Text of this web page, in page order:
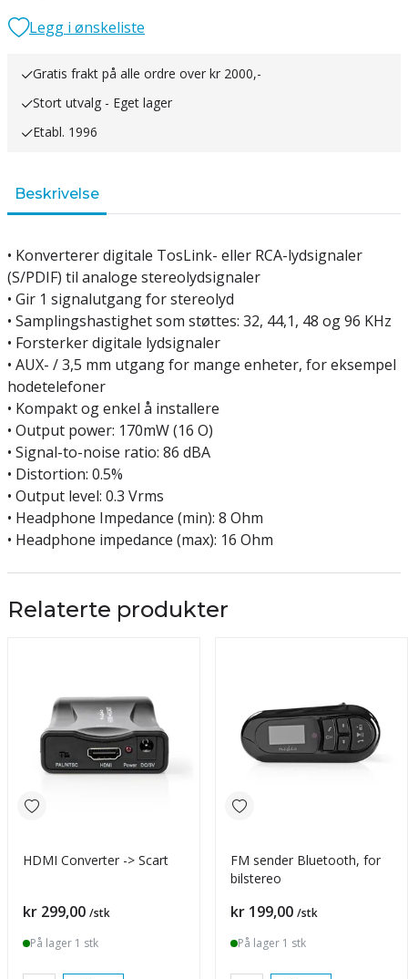
Legg i ønskeliste
Gratis frakt på alle ordre over kr 2000,-
Stort utvalg - Eget lager
Etabl. 1996
Beskrivelse
• Konverterer digitale TosLink- eller RCA-lydsignaler
(S/PDIF) til analoge stereolydsignaler
• Gir 1 signalutgang for stereolyd
• Samplingshastighet som støttes: 32, 44,1, 48 og 96 KHz
• Forsterker digitale lydsignaler
• AUX- / 3,5 mm utgang for mange enheter, for eksempel
hodetelefoner
• Kompakt og enkel å installere
• Output power: 170mW (16 O)
• Signal-to-noise ratio: 86 dBA
• Distortion: 0.5%
• Output level: 0.3 Vrms
• Headphone Impedance (min): 8 Ohm
• Headphone impedance (max): 16 Ohm
Relaterte produkter
HDMI Converter -> Scart
Pris
kr 299,00 /stk
På lager 1 stk
FM sender Bluetooth, for
bilstereo
Pris
kr 199,00 /stk
På lager 1 stk